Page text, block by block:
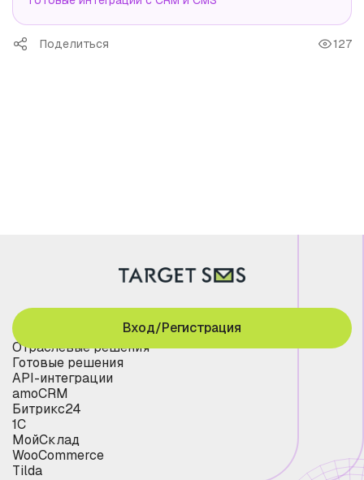
Поделиться 127
Отраслевые решения
Готовые решения
API-интеграции
amoCRM
Битрикс24
1С
МойСклад
WooCommerce
Tilda
Вход/Регистрация